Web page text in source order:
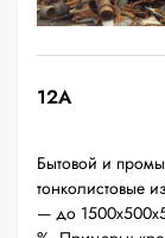
12A
Бытовой и
тонколистовые
— до